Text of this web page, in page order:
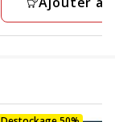
19.99€